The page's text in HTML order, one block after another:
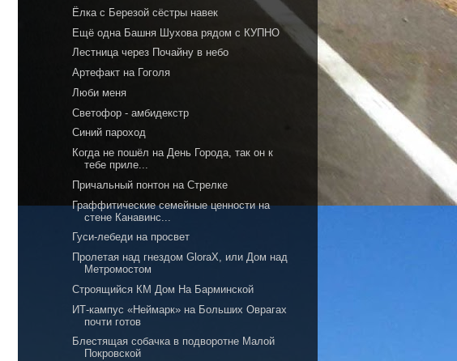
Ёлка с Березой сёстры навек
Ещё одна Башня Шухова рядом с КУПНО
Лестница через Почайну в небо
Артефакт на Гоголя
Люби меня
Светофор - амбидекстр
Синий пароход
Когда не пошёл на День Города, так он к
тебе приле...
Причальный понтон на Стрелке
Граффитические семейные ценности на
стене Канавинс...
Гуси-лебеди на просвет
Пролетая над гнездом GloraX, или Дом над
Метромостом
Строящийся КМ Дом На Барминской
ИТ‑кампус «Неймарк» на Больших Оврагах
почти готов
Блестящая собачка в подворотне Малой
Покровской